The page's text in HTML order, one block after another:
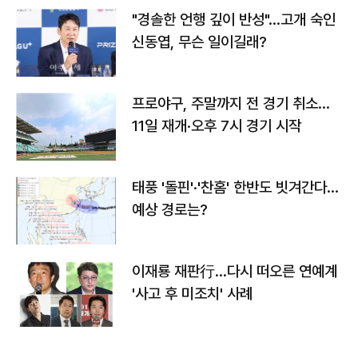
"경솔한 언행 깊이 반성"…고개 숙인
신동엽, 무슨 일이길래?
프로야구, 주말까지 전 경기 취소…
11일 재개·오후 7시 경기 시작
태풍 '돌핀'·'찬홈' 한반도 빗겨간다…
예상 경로는?
이재룡 재판行…다시 떠오른 연예계
'사고 후 미조치' 사례